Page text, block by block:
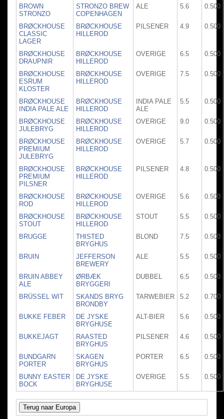
BROWN
STRONZO
STRONZO BREW
COPENHAGEN
ALE 5.6 0.500
BRØCKHOUSE
CLASSIC
LAGER
BRØCKHOUSE
HILLEROD
PILSENER 4.9 0.500
BRØCKHOUSE
DRAUPNIR
BRØCKHOUSE
HILLEROD
OVERIGE 6.5 0.500
BRØCKHOUSE
ESRUM
KLOSTER
BRØCKHOUSE
HILLEROD
OVERIGE 7.5 0.500
BRØCKHOUSE
INDIA PALE ALE
BRØCKHOUSE
HILLEROD
INDIA PALE
ALE
5.5 0.500
BRØCKHOUSE
JULEBRYG
BRØCKHOUSE
HILLEROD
OVERIGE 9.0 0.500
BRØCKHOUSE
PREMIUM
JULEBRYG
BRØCKHOUSE
HILLEROD
OVERIGE 5.7 0.500
BRØCKHOUSE
PREMIUM
PILSNER
BRØCKHOUSE
HILLEROD
PILSENER 4.8 0.500
BRØCKHOUSE
ROD
BRØCKHOUSE
HILLEROD
OVERIGE 5.6 0.500
BRØCKHOUSE
STOUT
BRØCKHOUSE
HILLEROD
STOUT 5.5 0.500
BRUGGE
THISTED
BRYGHUS
BLOND 7.5 0.500
BRUIN
JEFFERSON
BREWERY
ALE 5.5 0.500
BRUIN ABBEY
ALE
ØRBÆK
BRYGGERI
DUBBEL 6.5 0.500
BRÜSSEL WIT
SKANDS BRYG
BRONDBY
TARWEBIER 5.2 0.700
BUKKE FEBER
DE JYSKE
BRYGHUSE
ALT-BIER 5.6 0.500
BUKKEJAGT
RAASTED
BRYGHUS
PILSENER 4.6 0.500
BUNDGARN
PORTER
SKAGEN
BRYGHUS
PORTER 6.5 0.500
BUNNY EASTER
BOCK
DE JYSKE
BRYGHUSE
OVERIGE 5.5 0.500